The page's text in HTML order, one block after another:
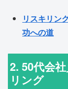
リスキリン
功への道
2. 50代会
リング